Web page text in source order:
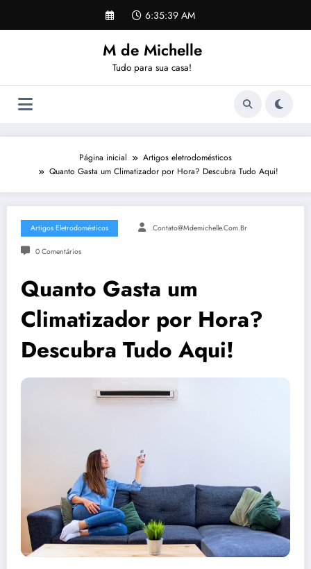
o
6:35:40 AM
M de Michelle
Tudo para sua casa!
Página inicial
Artigos eletrodomésticos
Quanto Gasta um Climatizador por Hora? Descubra Tudo Aqui!
Artigos Eletrodomésticos Contato@mdemichelle.com.br
0 Comentários
Quanto Gasta um
Climatizador por Hora?
Descubra Tudo Aqui!